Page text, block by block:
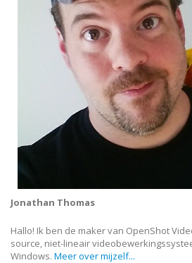
Jonathan Thomas
Hallo! Ik ben de maker van OpenShot
source, niet-lineair
Windows. Meer over mijzelf...